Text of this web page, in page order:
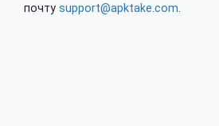
почту support@apktake.com.